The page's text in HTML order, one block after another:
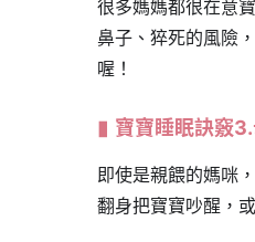
很多媽媽都很在意
鼻子、猝死的風險
喔！
寶寶睡眠訣竅
即使是親餵的媽咪
翻身把寶寶吵醒，